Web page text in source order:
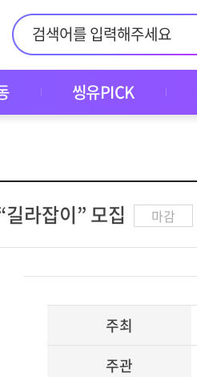
씽유PICK
라잡이” 모집 마감
주최
주관